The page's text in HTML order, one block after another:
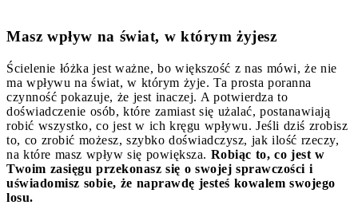
Masz wpływ na świat, w którym żyjesz
Ścielenie łóżka jest ważne, bo większość z nas mówi, że nie
ma wpływu na świat, w którym żyje. Ta prosta poranna
czynność pokazuje, że jest inaczej. A potwierdza to
doświadczenie osób, które zamiast się użalać, postanawiają
robić wszystko, co jest w ich kręgu wpływu. Jeśli dziś zrobisz
to, co zrobić możesz, szybko doświadczysz, jak ilość rzeczy,
na które masz wpływ się powiększa. Robiąc to, co jest w
Twoim zasięgu przekonasz się o swojej sprawczości i
uświadomisz sobie, że naprawdę jesteś kowalem swojego
losu.